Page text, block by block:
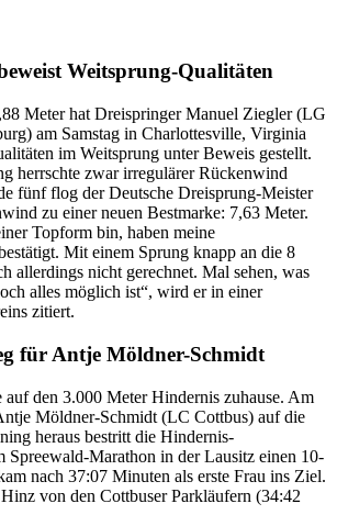
Weitsprung-Qualitäten
Meter hat Dreispringer Manuel Ziegler (LG
am Samstag in Charlottesville, Virginia
im Weitsprung unter Beweis gestellt.
herrschte zwar irregulärer Rückenwind
fünf flog der Deutsche Dreisprung-Meister
zu einer neuen Bestmarke: 7,63 Meter.
Topform bin, haben meine
Mit einem Sprung knapp an die 8
allerdings nicht gerechnet. Mal sehen, was
alles möglich ist“, wird er in einer
zitiert.
für Antje Möldner-Schmidt
auf den 3.000 Meter Hindernis zuhause. Am
Möldner-Schmidt (LC Cottbus) auf die
heraus bestritt die Hindernis-
Spreewald-Marathon in der Lausitz einen 10-
nach 37:07 Minuten als erste Frau ins Ziel.
von den Cottbuser Parkläufern (34:42